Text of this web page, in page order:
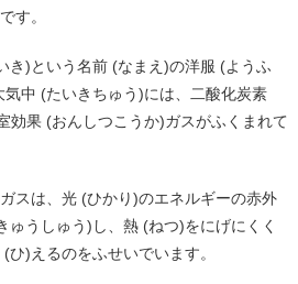
す。
き)という名前 (なまえ)の洋服 (ようふ
中 (たいきちゅう)には、二酸化炭素
効果 (おんしつこうか)ガスがふくまれて
スは、光 (ひかり)のエネルギーの赤外
ゅうしゅう)し、熱 (ねつ)をにげにくく
)えるのをふせいでいます。